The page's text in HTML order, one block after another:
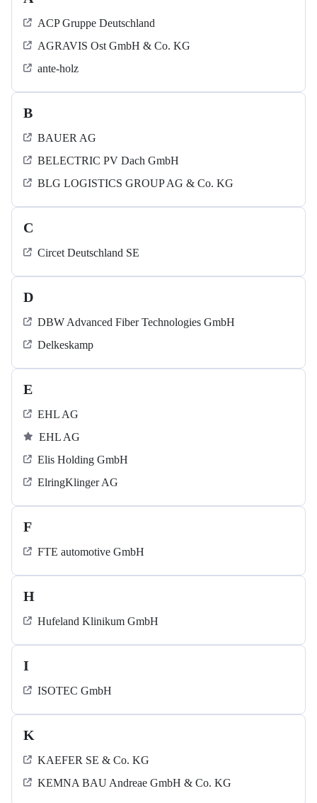
ACP Gruppe Deutschland
AGRAVIS Ost GmbH & Co. KG
ante-holz
B
BAUER AG
BELECTRIC PV Dach GmbH
BLG LOGISTICS GROUP AG & Co. KG
C
Circet Deutschland SE
D
DBW Advanced Fiber Technologies GmbH
Delkeskamp
E
EHL AG
EHL AG
Elis Holding GmbH
ElringKlinger AG
F
FTE automotive GmbH
H
Hufeland Klinikum GmbH
I
ISOTEC GmbH
K
KAEFER SE & Co. KG
KEMNA BAU Andreae GmbH & Co. KG